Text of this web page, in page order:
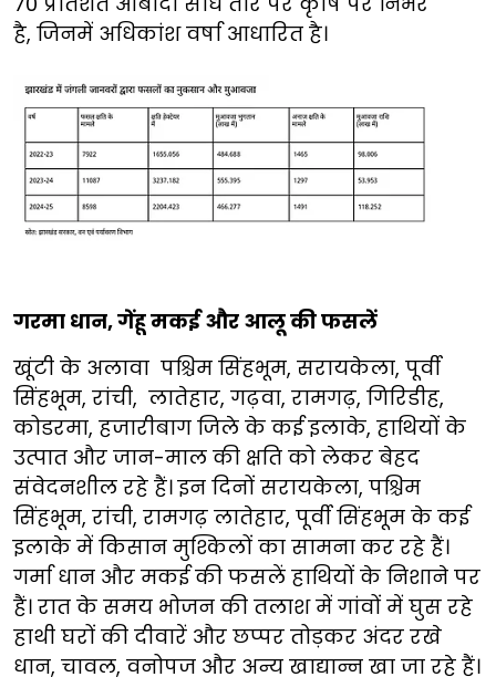
है, जिनमें अधिकांश वर्षा आधारित है।
गरमा धान, गेंहू मकई और आलू की फसलें
खूंटी के अलावा पश्चिम सिंहभूम, सरायकेला, पूर्वी
सिंहभूम, रांची, लातेहार, गढ़वा, रामगढ़, गिरिडीह,
कोडरमा, हजारीबाग जिले के कई इलाके, हाथियों के
उत्पात और जान-माल की क्षति को लेकर बेहद
संवेदनशील रहे हैं। इन दिनों सरायकेला, पश्चिम
सिंहभूम, रांची, रामगढ़ लातेहार, पूर्वी सिंहभूम के कई
इलाके में किसान मुश्किलों का सामना कर रहे हैं।
गर्मा धान और मकई की फसलें हाथियों के निशाने पर
हैं। रात के समय भोजन की तलाश में गांवों में घुस रहे
हाथी घरों की दीवारें और छप्पर तोड़कर अंदर रखे
धान, चावल, वनोपज और अन्य खाद्यान्न खा जा रहे हैं।